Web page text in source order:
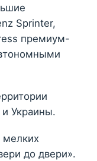
Sprinter,
премиум-
Украины.
мелких
до двери».